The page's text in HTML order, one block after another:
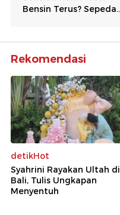
Rekomendasi
detikHot
Syahrini Rayakan Ultah di
Bali, Tulis Ungkapan
Menyentuh